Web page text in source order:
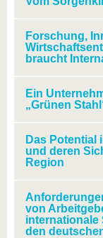
Forschung,
braucht
Ein
„Grünen
Das Potential
und deren
Region
von
internationale
den